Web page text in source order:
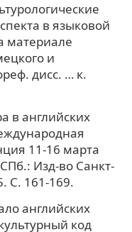
в языковой
материале
и
дисс. … к.
в английских
11-16 марта
Изд-во Санкт-
С. 161-169.
английских
код